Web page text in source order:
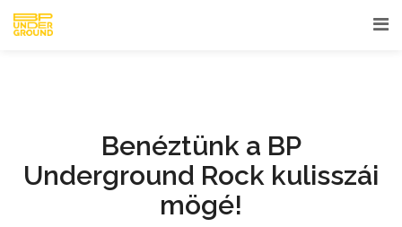
Benéztünk a BP
Underground Rock kulisszái
mögé!